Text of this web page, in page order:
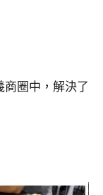
商圈中，解決了